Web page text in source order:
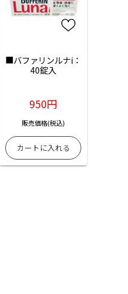
■バファリンルナi：
40錠入
950円
販売価格(税込)